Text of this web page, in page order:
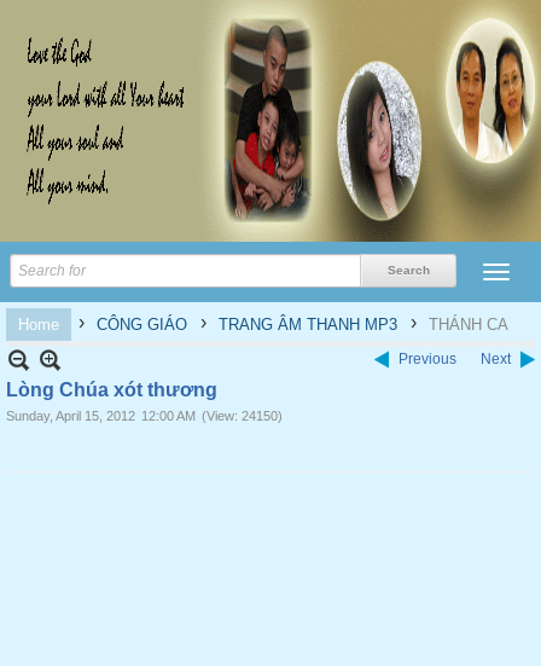
Home › CÔNG GIÁO › TRANG ÂM THANH MP3 › THÁNH CA
Previous Next
Lòng Chúa xót thương
Sunday, April 15, 2012 12:00 AM (View: 24150)